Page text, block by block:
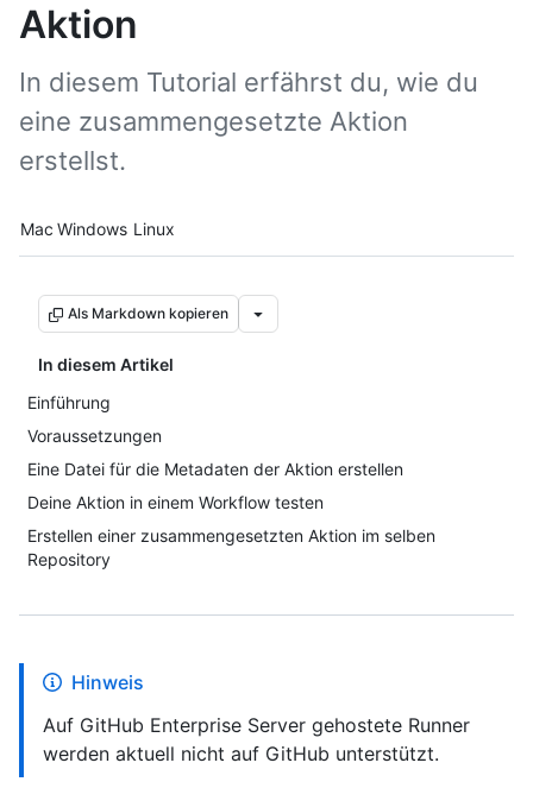
Aktion
In diesem Tutorial erfährst du, wie du
eine zusammengesetzte Aktion
erstellst.
Platform navigation
Mac Windows Linux
Als Markdown kopieren
In diesem Artikel
Einführung
Voraussetzungen
Eine Datei für die Metadaten der Aktion erstellen
Deine Aktion in einem Workflow testen
Erstellen einer zusammengesetzten Aktion im selben
Repository
Hinweis
Auf GitHub Enterprise Server gehostete Runner
werden aktuell nicht auf GitHub unterstützt.